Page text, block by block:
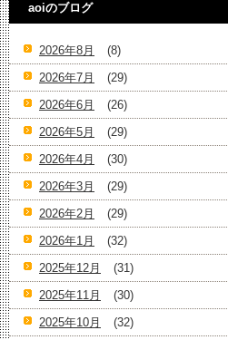
aoiのブログ
2026年8月
(8)
2026年7月
(29)
2026年6月
(26)
2026年5月
(29)
2026年4月
(30)
2026年3月
(29)
2026年2月
(29)
2026年1月
(32)
2025年12月
(31)
2025年11月
(30)
2025年10月
(32)